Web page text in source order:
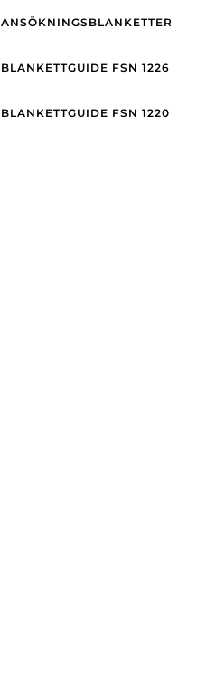
ANSÖKNINGSBLANKETTER
BLANKETTGUIDE FSN 1226
BLANKETTGUIDE FSN 1220